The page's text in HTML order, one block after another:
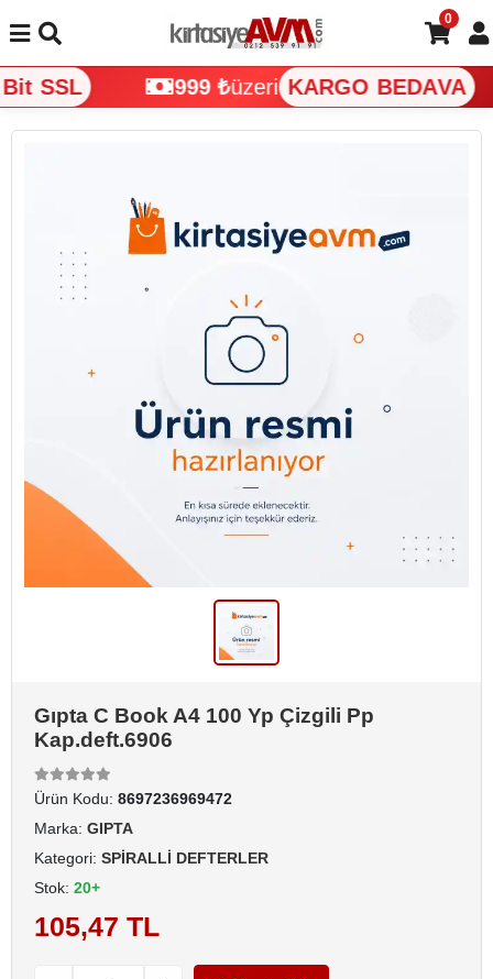
SSL 999 ₺ üzeri KARGO BEDAVA
0
Gıpta C Book A4 100 Yp Çizgili Pp
Kap.deft.6906
Ürün Kodu: 8697236969472
Marka: GIPTA
Kategori: SPİRALLİ DEFTERLER
Stok: 20+
105,47 TL